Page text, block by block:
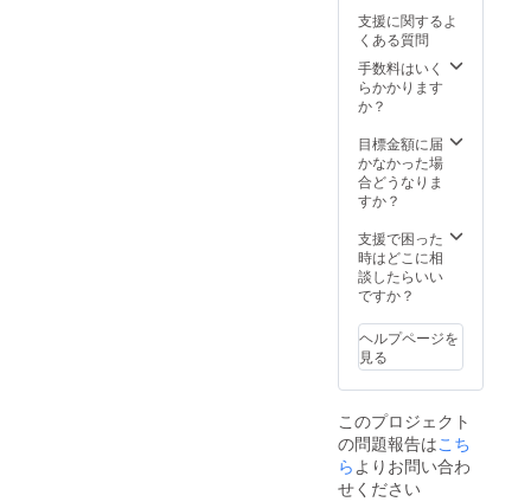
めで携
帯に便
利なス
マート
バッグ
税込、
送料込
み
支援に関するよ
くある質問
手数料はいく
らかかります
か？
目標金額に届
かなかった場
合どうなりま
すか？
支援で困った
時はどこに相
談したらいい
ですか？
ヘルプページを
見る
このプロジェクト
の問題報告はこち
らよりお問い合わ
せください